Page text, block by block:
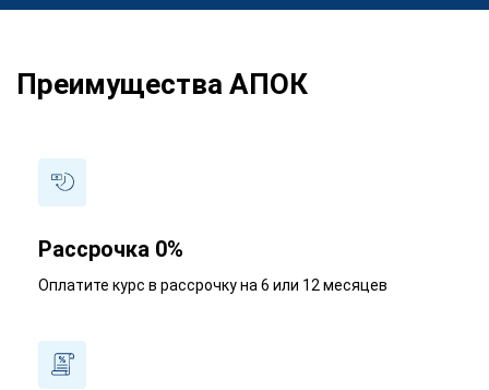
Преимущества АПОК
Рассрочка 0%
Оплатите курс в рассрочку на 6 или 12 месяцев